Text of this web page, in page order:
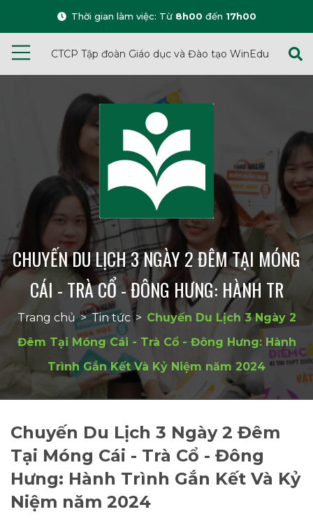
Thời gian làm việc: Từ 8h00 đến 17h00
CTCP Tập đoàn Giáo dục và Đào tạo WinEdu
CHUYẾN DU LỊCH 3 NGÀY 2 ĐÊM TẠI MÓNG
CÁI - TRÀ CỔ - ĐÔNG HƯNG: HÀNH TR
Trang chủ > Tin tức > Chuyến Du Lịch 3 Ngày 2
Đêm Tại Móng Cái - Trà Cổ - Đông Hưng: Hành
Trình Gắn Kết Và Kỷ Niệm năm 2024
Chuyến Du Lịch 3 Ngày 2 Đêm
Tại Móng Cái - Trà Cổ - Đông
Hưng: Hành Trình Gắn Kết Và Kỷ
Niệm năm 2024